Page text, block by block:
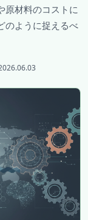
原材料のコストに
のように捉えるべ